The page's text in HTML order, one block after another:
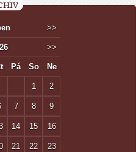
>>
>>
Pá So Ne
1 2
7 8 9
14 15 16
21 22 23